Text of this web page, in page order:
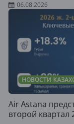
06.08.2026
НОВОСТИ
Air Astana
второй квартал